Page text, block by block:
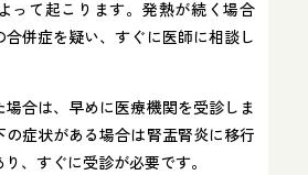
って起こります。発熱が続く場合
併症を疑い、すぐに医師に相談し
合は、早めに医療機関を受診しま
の症状がある場合は腎盂腎炎に移行
、すぐに受診が必要です。